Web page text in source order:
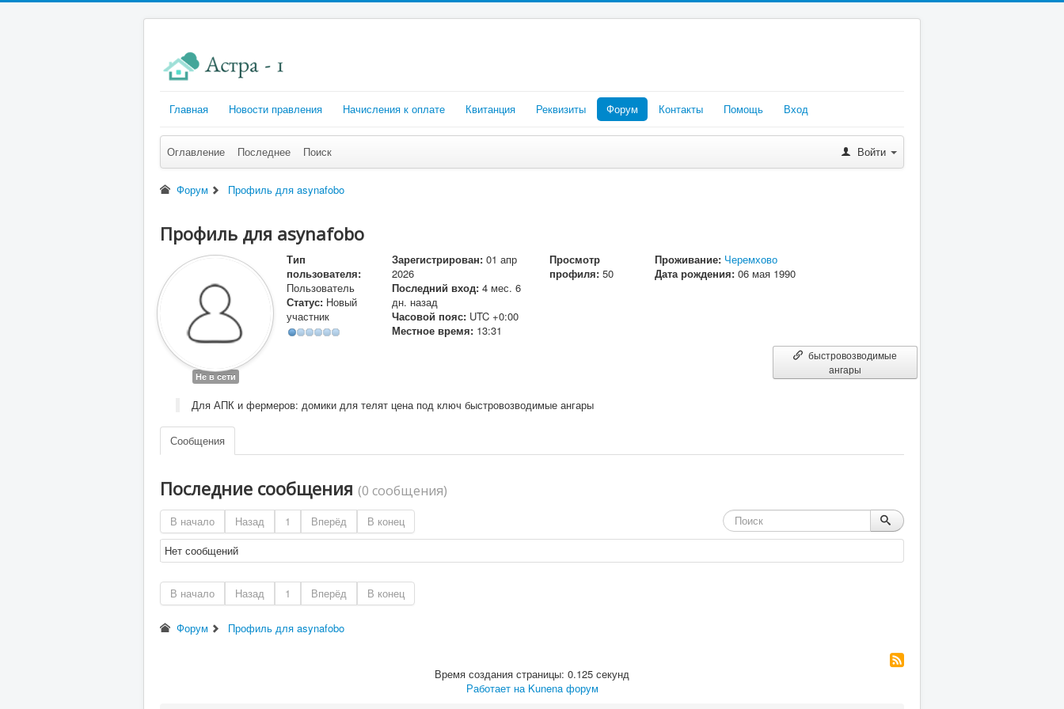
Главная Новости правления Начисления к оплате Квитанция Реквизиты Форум Контакты Помощь Вход
Оглавление Последнее Поиск Войти
Форум Профиль для asynafobo
Профиль для asynafobo
Не в сети
Тип
пользователя:
Пользователь
Статус: Новый
участник
Зарегистрирован: 01 апр
2026
Последний вход: 4 мес. 6
дн. назад
Часовой пояс: UTC +0:00
Местное время: 13:31
Просмотр
профиля: 50
Проживание: Черемхово
Дата рождения: 06 мая 1990
быстровозводимые
ангары
Для АПК и фермеров: домики для телят цена под ключ быстровозводимые ангары
Сообщения
Последние сообщения (0 сообщения)
В начало Назад 1 Вперёд
В конец
Нет сообщений
В начало Назад 1 Вперёд В конец
Форум Профиль для asynafobo
Время создания страницы: 0.125 секунд
Работает на Kunena форум